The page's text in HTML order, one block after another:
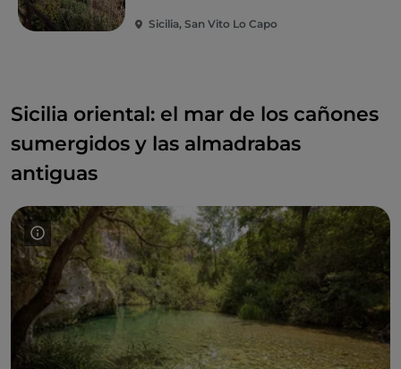
Sicilia, San Vito Lo Capo
Sicilia oriental: el mar de los cañones
sumergidos y las almadrabas
antiguas